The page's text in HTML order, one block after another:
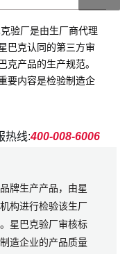
验厂是由生厂商代理
巴克认同的第三方审
克产品的生产规范。
要内容是检验制造企
热线:400-008-6006
牌生产产品，由星
构进行检验该生厂
星巴克验厂审核标
造企业的产品质量